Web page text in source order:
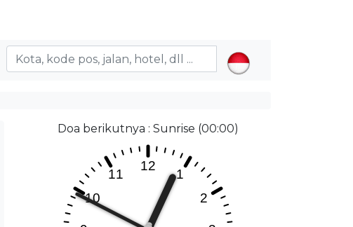
Doa berikutnya : Sunrise (00:00)